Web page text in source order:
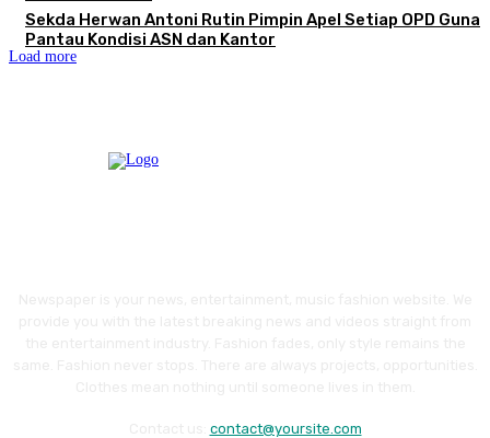
Sekda Herwan Antoni Rutin Pimpin Apel Setiap OPD Guna
Pantau Kondisi ASN dan Kantor
Load more
contact@yoursite.com